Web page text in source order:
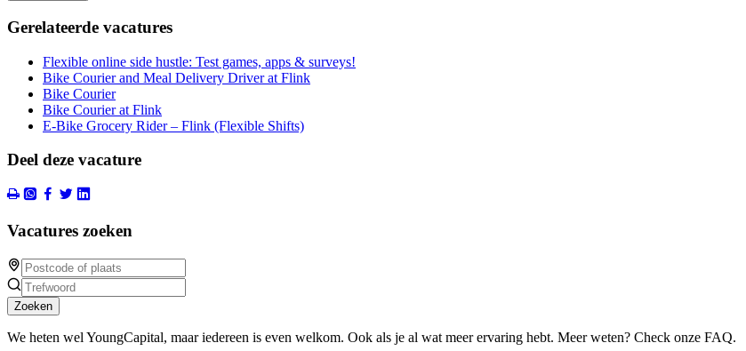
Gerelateerde vacatures
Flexible online side hustle: Test games, apps & surveys!
Bike Courier and Meal Delivery Driver at Flink
Bike Courier
Bike Courier at Flink
E-Bike Grocery Rider – Flink (Flexible Shifts)
Deel deze vacature
Vacatures zoeken
Zoeken
We heten wel YoungCapital, maar iedereen is even welkom. Ook als je al wat meer ervaring hebt. Meer weten? Check onze FAQ.